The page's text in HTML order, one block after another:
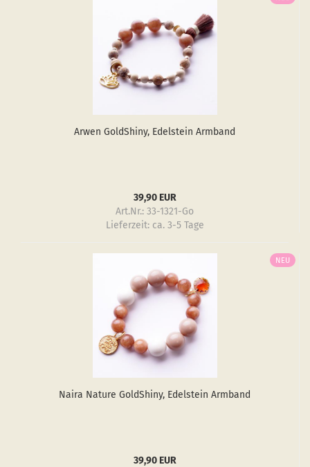
Arwen GoldS­hiny, Edel­stein Arm­band
39,90 EUR
Art.Nr.: 33-1321-Go
Lieferzeit: ca. 3-5 Tage
NEU
Naira Na­tu­re GoldS­hiny, Edel­stein Arm­band
39,90 EUR